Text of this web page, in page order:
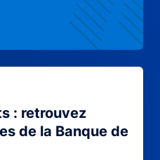
: retrouvez
de la Banque de